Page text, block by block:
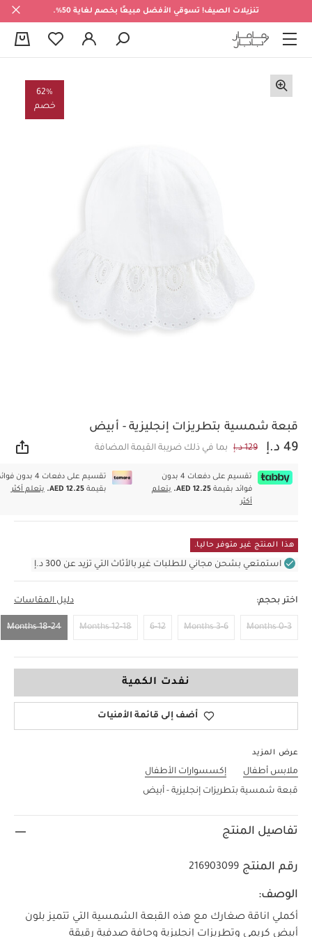
تنزيلات الصيف! تسوقي الأفضل مبيعًا بخصم لغاية 50%.
62%
خصم
قبعة شمسية بتطريزات إنجليزية - أبيض
49 د.إ 129 د.إ بما في ذلك ضريبة القيمة المضافة
تقسيم على دفعات 4 بدون
فوائد بقيمة AED 12.25.
يتعلم
أكثر
تقسيم على دفعات 4 بدون
بقيمةAED 12.25. يتعلم أكثر
هذا المنتج غير متوفر حاليا.
استمتعي بشحن مجاني للطلبات غير بالأثاث التي تزيد عن 300 د.إ
اختر بحجم: دليل المقاسات
0-3 Months
3-6 Months
6-12
12-18 Months
18-24 Months
نفدت الكمية
أضف إلى قائمة الأمنيات
عرض المزيد
ملابس أطفال
إكسسوارات الأطفال
قبعة شمسية بتطريزات إنجليزية - أبيض
تفاصيل المنتج
رقم المنتج 216903099
الوصف:
أكملي اناقة صغارك مع هذه القبعة الشمسية التي تتميز بلون
أبيض كريمي وتطريزات إنجليزية وحافة صدفية رقيقة